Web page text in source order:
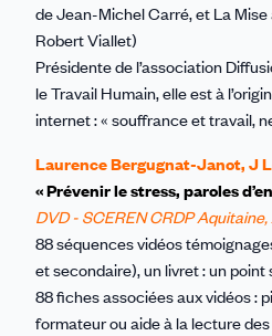
de Jean-Michel Carré, et La
Robert Viallet)
Présidente de l’association
le Travail Humain, elle est à
internet : « souffrance et travail,
Laurence Bergugnat-Janot, J
« Prévenir le stress, paroles
DVD - SCEREN CRDP
88 séquences vidéos
et secondaire), un livret : un
88 fiches associées aux vidéos :
formateur ou aide à la lecture